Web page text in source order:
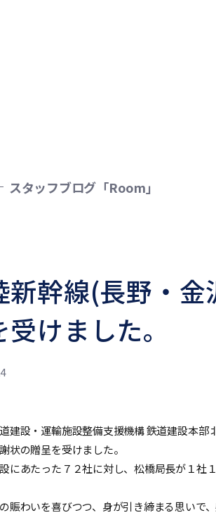
スタッフブログ「Room」
新幹線(長野・
けました。
建設・運輸施設整備支援機構 鉄道建設本
状の贈呈を受けました。
にあたった７２社に対し、松橋局長が１社
賑わいを喜びつつ、身が引き締まる思いで